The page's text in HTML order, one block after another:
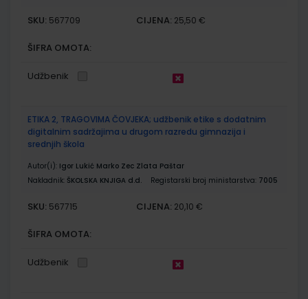
SKU: 567709 CIJENA: 25,50 €
ŠIFRA OMOTA:
Udžbenik
ETIKA 2, TRAGOVIMA ČOVJEKA; udžbenik etike s dodatnim
digitalnim sadržajima u drugom razredu gimnazija i
srednjih škola
Autor(i): Igor Lukić Marko Zec Zlata Paštar
Nakladnik: ŠKOLSKA KNJIGA d.d. Registarski broj ministarstva: 7005
SKU: 567715 CIJENA: 20,10 €
ŠIFRA OMOTA:
Udžbenik